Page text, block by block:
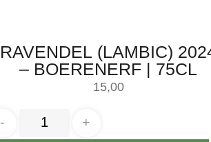
RAVENDEL (LAMBIC)
– BOERENERF | 75CL
15,00
- +